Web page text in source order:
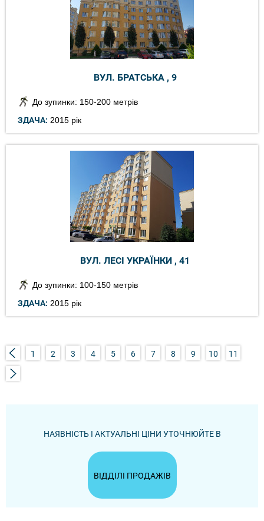
ВУЛ. БРАТСЬКА , 9
До зупинки: 150-200 метрів
ЗДАЧА: 2015 рік
ВУЛ. ЛЕСІ УКРАЇНКИ , 41
До зупинки: 100-150 метрів
ЗДАЧА: 2015 рік
1 2 3 4 5 6 7 8 9 10 11
НАЯВНІСТЬ І АКТУАЛЬНІ ЦІНИ УТОЧНЮЙТЕ В
ВІДДІЛІ ПРОДАЖІВ